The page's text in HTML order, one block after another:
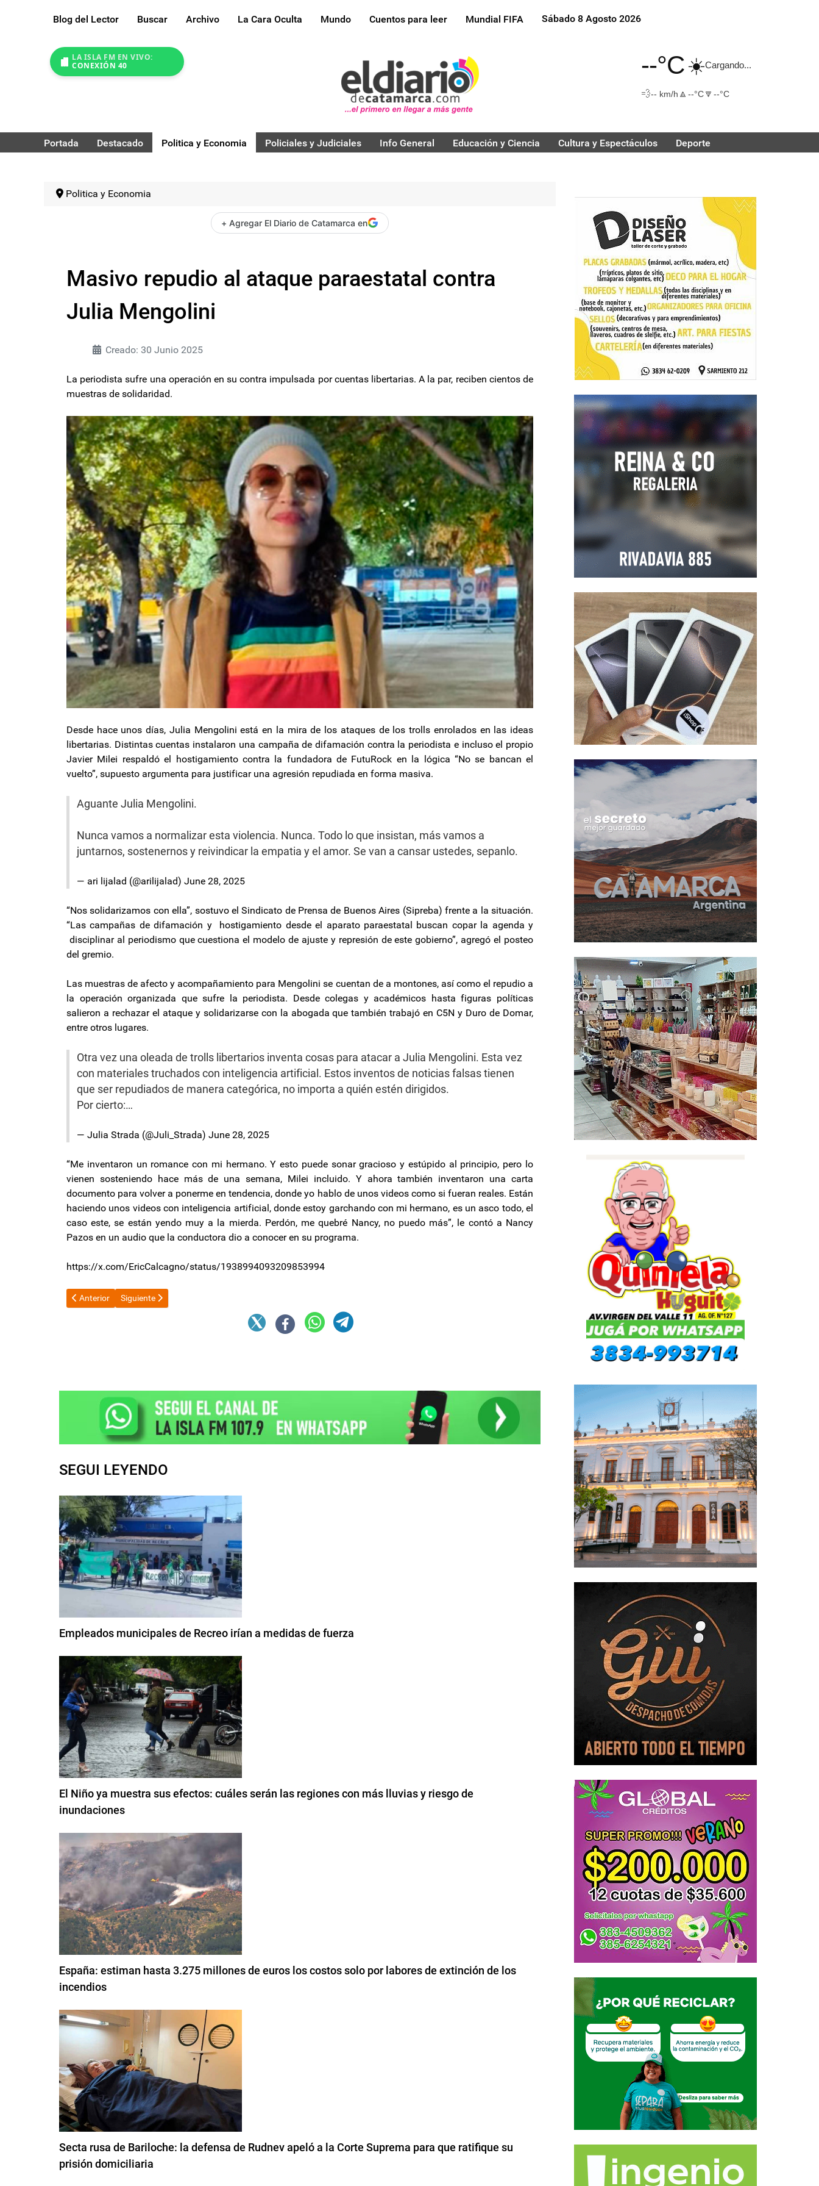
Blog del Lector Buscar Archivo La Cara Oculta Mundo Cuentos para leer Mundial FIFA Sábado 8 Agosto 2026
LA ISLA FM EN VIVO:
CONEXIÓN 40
--°C☀️Cargando...
💨-- km/h 🔼 --°C🔽 --°C
Portada Destacado Politica y Economia Policiales y Judiciales Info General Educación y Ciencia Cultura y Espectáculos Deporte
Politica y Economia
+ Agregar El Diario de Catamarca en
Masivo repudio al ataque paraestatal contra
Julia Mengolini
Creado: 30 Junio 2025
La periodista sufre una operación en su contra impulsada por cuentas libertarias. A la par, reciben cientos de
muestras de solidaridad.
Desde hace unos días, Julia Mengolini está en la mira de los ataques de los trolls enrolados en las ideas
libertarias. Distintas cuentas instalaron una campaña de difamación contra la periodista e incluso el propio
Javier Milei respaldó el hostigamiento contra la fundadora de FutuRock en la lógica “No se bancan el
vuelto”, supuesto argumenta para justificar una agresión repudiada en forma masiva.
Aguante Julia Mengolini.
Nunca vamos a normalizar esta violencia. Nunca. Todo lo que insistan, más vamos a
juntarnos, sostenernos y reivindicar la empatia y el amor. Se van a cansar ustedes, sepanlo.
— ari lijalad (@arilijalad) June 28, 2025
“Nos solidarizamos con ella”, sostuvo el Sindicato de Prensa de Buenos Aires (Sipreba) frente a la situación.
“Las campañas de difamación y hostigamiento desde el aparato paraestatal buscan copar la agenda y
disciplinar al periodismo que cuestiona el modelo de ajuste y represión de este gobierno”, agregó el posteo
del gremio.
Las muestras de afecto y acompañamiento para Mengolini se cuentan de a montones, así como el repudio a
la operación organizada que sufre la periodista. Desde colegas y académicos hasta figuras políticas
salieron a rechazar el ataque y solidarizarse con la abogada que también trabajó en C5N y Duro de Domar,
entre otros lugares.
Otra vez una oleada de trolls libertarios inventa cosas para atacar a Julia Mengolini. Esta vez
con materiales truchados con inteligencia artificial. Estos inventos de noticias falsas tienen
que ser repudiados de manera categórica, no importa a quién estén dirigidos.
Por cierto:…
— Julia Strada (@Juli_Strada) June 28, 2025
“Me inventaron un romance con mi hermano. Y esto puede sonar gracioso y estúpido al principio, pero lo
vienen sosteniendo hace más de una semana, Milei incluido. Y ahora también inventaron una carta
documento para volver a ponerme en tendencia, donde yo hablo de unos videos como si fueran reales. Están
haciendo unos videos con inteligencia artificial, donde estoy garchando con mi hermano, es un asco todo, el
caso este, se están yendo muy a la mierda. Perdón, me quebré Nancy, no puedo más”, le contó a Nancy
Pazos en un audio que la conductora dio a conocer en su programa.
https://x.com/EricCalcagno/status/1938994093209853994
Artículo anterior: Nuevo drenaje de funcionarios en el gobierno de Javier Milei
Anterior Artículo siguiente: El ministerio de Educación suspendió las clases presenciales este lunes
Siguiente
SEGUI LEYENDO
Empleados municipales de Recreo irían a medidas de fuerza
El Niño ya muestra sus efectos: cuáles serán las regiones con más lluvias y riesgo de
inundaciones
España: estiman hasta 3.275 millones de euros los costos solo por labores de extinción de los
incendios
Secta rusa de Bariloche: la defensa de Rudnev apeló a la Corte Suprema para que ratifique su
prisión domiciliaria